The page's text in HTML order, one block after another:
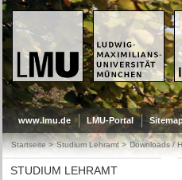
LMU - LUDWIG-MAXIMILIANS-
UNIVERSITÄT MÜNCHEN
www.lmu.de LMU-Portal
Startseite /Studium Lehramt /Downloads /
STUDIUM LEHRAMT